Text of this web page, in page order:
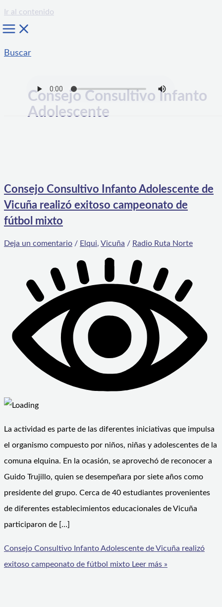
Ir al contenido
Buscar
Consejo Consultivo Infanto
Adolescente
Consejo Consultivo Infanto Adolescente de
Vicuña realizó exitoso campeonato de
fútbol mixto
Deja un comentario / Elqui, Vicuña / Radio Ruta Norte
La actividad es parte de las diferentes iniciativas que impulsa
el organismo compuesto por niños, niñas y adolescentes de la
comuna elquina. En la ocasión, se aprovechó de reconocer a
Guido Trujillo, quien se desempeñara por siete años como
presidente del grupo. Cerca de 40 estudiantes provenientes
de diferentes establecimientos educacionales de Vicuña
participaron de […]
Consejo Consultivo Infanto Adolescente de Vicuña realizó
exitoso campeonato de fútbol mixto Leer más »